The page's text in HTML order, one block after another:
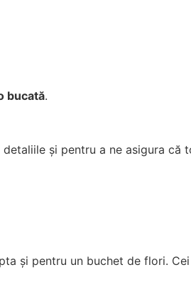
bucată.
și pentru a ne asigura că
și pentru un buchet de flori.